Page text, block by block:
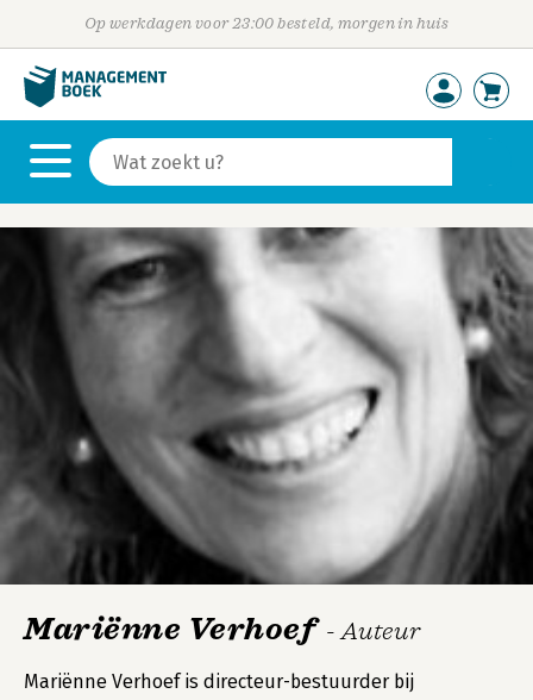
Op werkdagen voor 23:00 besteld, morgen in huis
Mariënne Verhoef - Auteur
Mariënne Verhoef is directeur-bestuurder bij